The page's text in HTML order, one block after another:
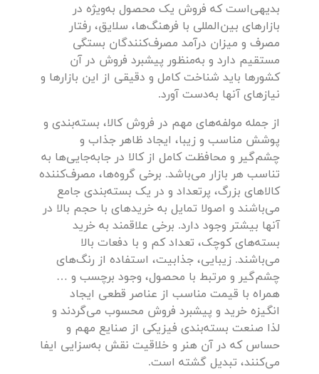
بدیهی‌است که فروش یک محصول به‌ویژه در
بازارهای بین‌المللی با فرهنگ‌ها، سلایق، رفتار
مصرف و میزان درآمد مصرف‌کنندگان بستگی
مستقیم دارد و به‌منظور پیشبرد فروش در آن
کشورها باید شناخت کامل و دقیقی از این بازارها و
نیازهای آنها به‌دست آورد.
از جمله مولفه‌های مهم در فروش کالا، بسته‌بندی و
پوشش مناسب و زیبا، ایجاد ظاهر جذاب و
چشم‌گیر و محافظت کامل از کالا در جابه‌جایی‌ها به
تناسب هر بازار می‌باشد. برخی گروه‌ها، مصرف‌کننده
کالاهای بزرگ، پرتعداد و در یک بسته‌بندی جامع
می‌باشند و اصولا تمایل به خریدهای با حجم بالا در
آنها بیشتر وجود دارد. برخی علاقمند به خرید
بسته‌های کوچک، تعداد کم و با دفعات بالا
می‌باشند. زیبایی، جذابیت، استفاده از رنگ‌های
چشم‌گیر و مرتبط با محصول، وجود برچسب و …
همراه با قیمت مناسب از عناصر قطعی ایجاد
انگیزه خرید و پیشبرد فروش محسوب می‌گردند و
لذا صنعت بسته‌بندی فیزیکی از صنایع مهم و
حساس که در آن هنر و خلاقیت نقش به‌سزایی ایفا
می‌کنند، تبدیل گشته است.